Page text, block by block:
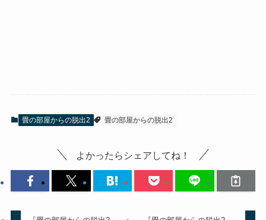
畳の部屋からの脱出2 畳の部屋からの脱出2
よかったらシェアしてね！